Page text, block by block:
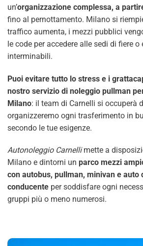
un’organizzazione complessa, a
fino al pernottamento. Milano si
traffico aumenta, i mezzi pubblici
le code per accedere alle sedi di fiere o
interminabili.
Puoi evitare tutto lo stress e i
nostro servizio di noleggio pullman
Milano: il team di Carnelli si occuperà
organizzeremo ogni trasferimento in
secondo le tue esigenze.
Autonoleggio Carnellimette a
Milano e dintorni un parco mezzi
con autobus, pullman, minivan e auto
conducente per soddisfare ogni
gruppi più o meno numerosi.